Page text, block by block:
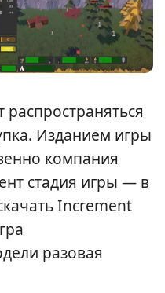
Изданием игры
компания
стадия игры — в
Increment
разовая